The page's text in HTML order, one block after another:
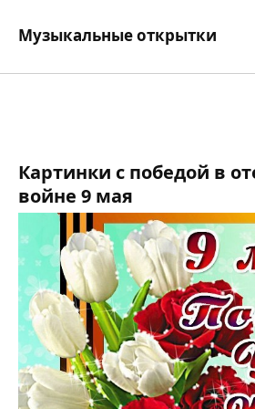
Музыкальные открытки
Картинки с победой в
войне 9 мая